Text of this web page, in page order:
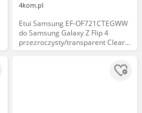
4kom.pl
Etui Samsung EF-OF721CTEGWW
do Samsung Galaxy Z Flip 4
przezroczysty/transparent Clear
Cover Ring